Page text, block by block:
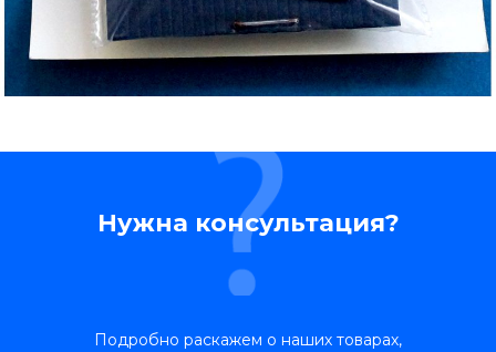
Нужна консультация?
Подробно раскажем о наших товарах,